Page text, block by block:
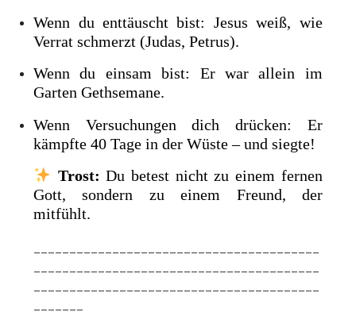
Wenn du enttäuscht bist: Jesus weiß, wie
Verrat schmerzt (Judas, Petrus).
Wenn du einsam bist: Er war allein im
Garten Gethsemane.
Wenn Versuchungen dich drücken: Er
kämpfte 40 Tage in der Wüste – und siegte!
Trost: Du betest nicht zu einem fernen
Gott, sondern zu einem Freund, der
mitfühlt.